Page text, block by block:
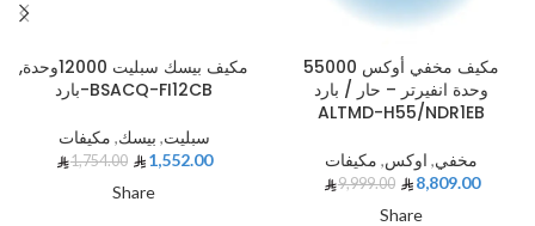
مكيف بيسك سبليت 12000وحدة,
بارد-BSACQ-FI12CB
سبليت, بيسك, مكيفات
1,754.00
1,552.00
Share
مكيف مخفي أوكس 55000
وحدة انفيرتر – حار / بارد
ALTMD-H55/NDR1EB
مخفي, اوكس, مكيفات
9,999.00
8,809.00
Share